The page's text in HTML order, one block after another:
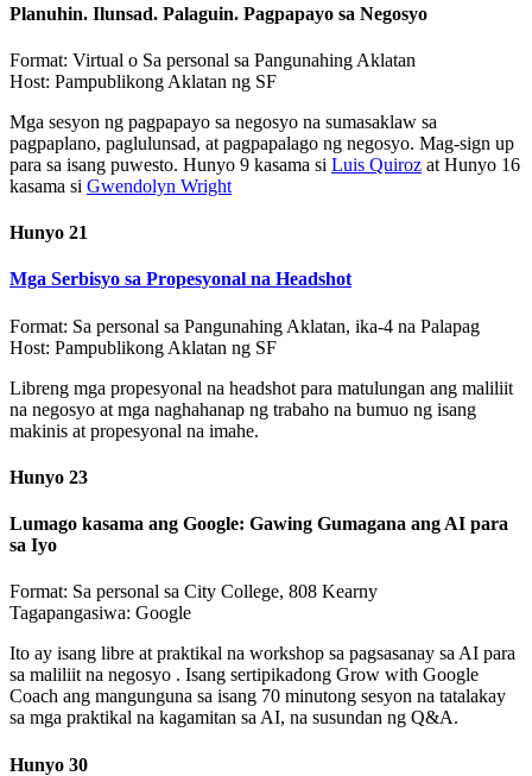
Planuhin. Ilunsad. Palaguin. Pagpapayo sa Negosyo
Format: Virtual o Sa personal sa Pangunahing Aklatan
Host: Pampublikong Aklatan ng SF
Mga sesyon ng pagpapayo sa negosyo na sumasaklaw sa
pagpaplano, paglulunsad, at pagpapalago ng negosyo. Mag-sign up
para sa isang puwesto. Hunyo 9 kasama si Luis Quiroz at Hunyo 16
kasama si Gwendolyn Wright
Hunyo 21
Mga Serbisyo sa Propesyonal na Headshot
Format: Sa personal sa Pangunahing Aklatan, ika-4 na Palapag
Host: Pampublikong Aklatan ng SF
Libreng mga propesyonal na headshot para matulungan ang maliliit
na negosyo at mga naghahanap ng trabaho na bumuo ng isang
makinis at propesyonal na imahe.
Hunyo 23
Lumago kasama ang Google: Gawing Gumagana ang AI para
sa Iyo
Format: Sa personal sa City College, 808 Kearny
Tagapangasiwa: Google
Ito ay isang libre at praktikal na workshop sa pagsasanay sa AI para
sa maliliit na negosyo . Isang sertipikadong Grow with Google
Coach ang mangunguna sa isang 70 minutong sesyon na tatalakay
sa mga praktikal na kagamitan sa AI, na susundan ng Q&A.
Hunyo 30